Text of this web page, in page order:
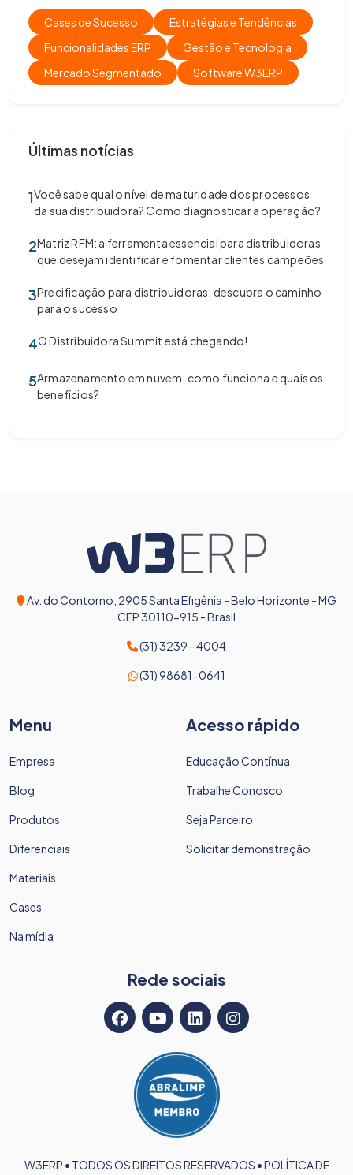
Cases de Sucesso
Estratégias e Tendências
Funcionalidades ERP
Gestão e Tecnologia
Mercado Segmentado
Software W3ERP
Últimas notícias
1Você sabe qual o nível de maturidade dos processos
da sua distribuidora? Como diagnosticar a operação?
2Matriz RFM: a ferramenta essencial para distribuidoras
que desejam identificar e fomentar clientes campeões
3Precificação para distribuidoras: descubra o caminho
para o sucesso
4O Distribuidora Summit está chegando!
5Armazenamento em nuvem: como funciona e quais os
benefícios?
Av. do Contorno, 2905 Santa Efigênia - Belo Horizonte - MG
CEP 30110-915 - Brasil
(31) 3239 - 4004
(31) 98681-0641
Menu
Empresa
Blog
Produtos
Diferenciais
Materiais
Cases
Na mídia
Acesso rápido
Educação Contínua
Trabalhe Conosco
Seja Parceiro
Solicitar demonstração
Rede sociais
W3ERP • TODOS OS DIREITOS RESERVADOS •POLÍTICA DE